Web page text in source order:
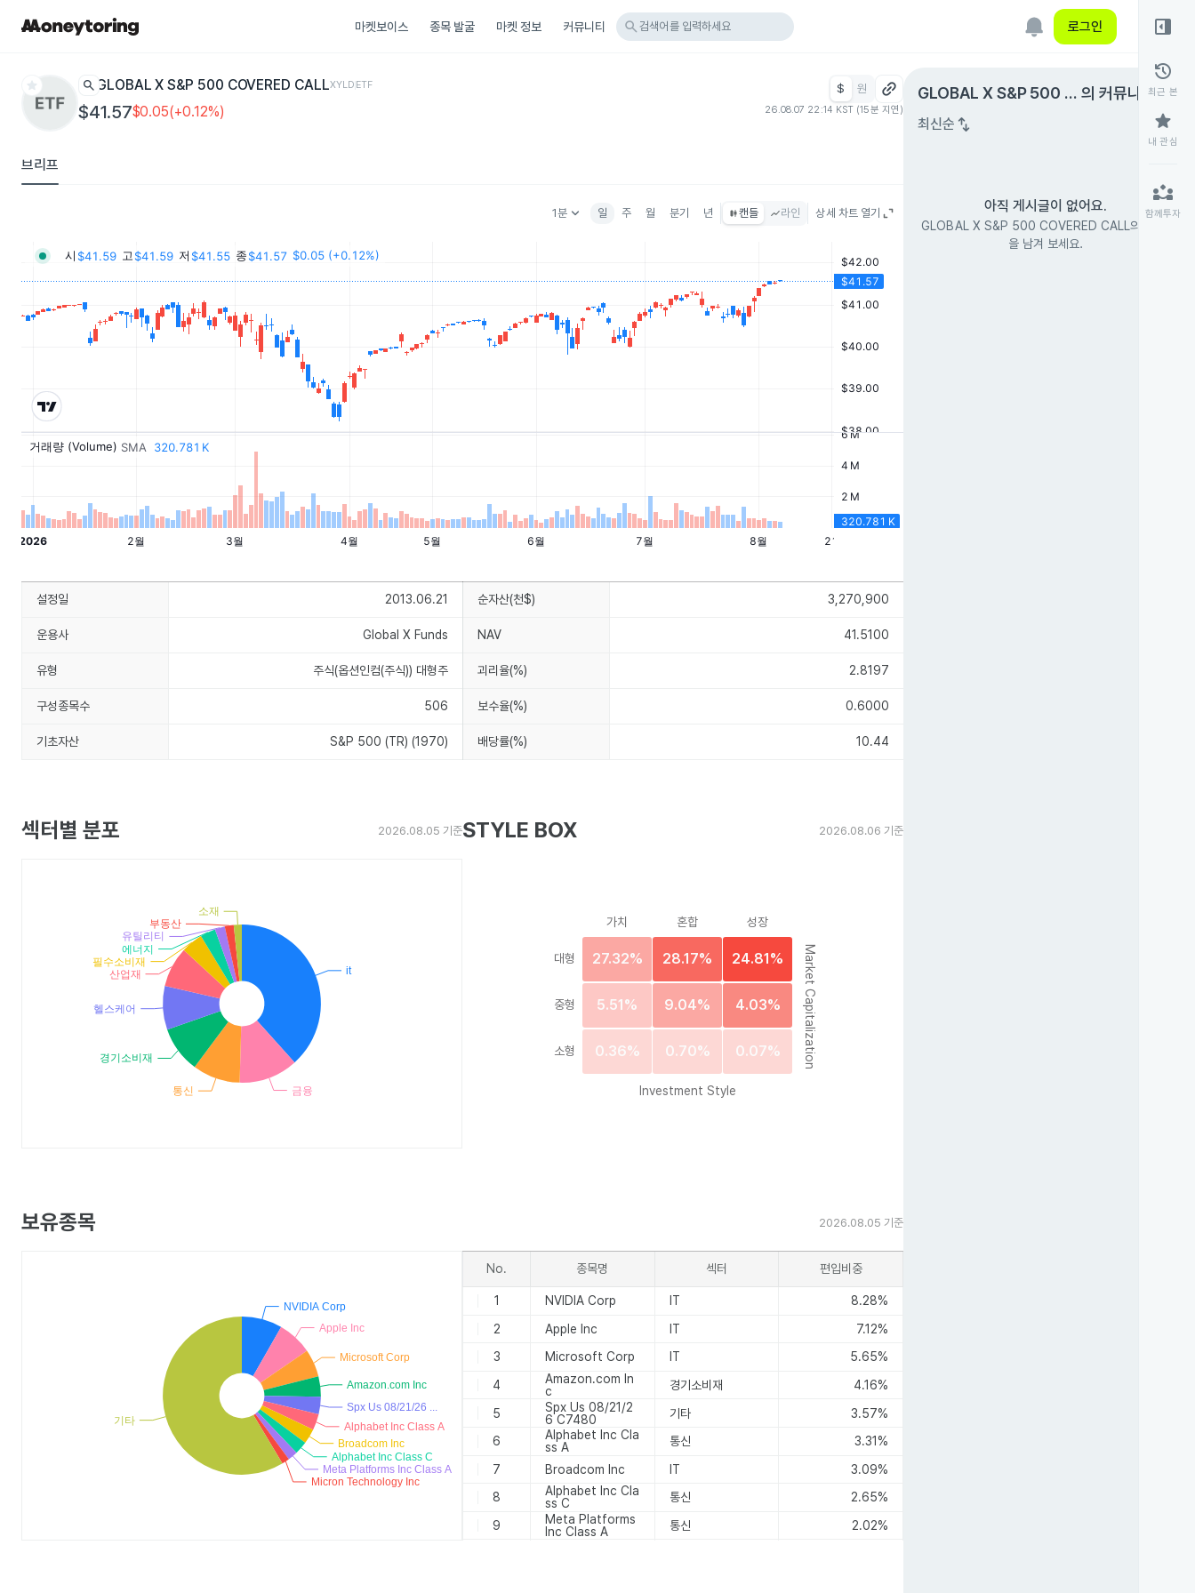
마켓보이스 종목 발굴 마켓 정보 커뮤니티 search 검색어를 입력하세요 로그인
star search GLOBAL X S&P 500 COVERED CALLXYLDETF
$41.57$0.05(+0.12%)
$ 원
26.08.07 22:14 KST (15분 지연)
브리프
1분keyboard_arrow_down 일 주 월 분기 년 캔들 라인 상세 차트 열기
GLOBAL X S&P 500 C
OVERED CALL
의 커뮤니티expand_circle_right
최신순 swap_vert
아직 게시글이 없어요.
GLOBAL X S&P 500 COVERED CALL의 첫 글
을 남겨 보세요.
right_panel_open
history
최근 본
star
내 관심
partner_exchange
함께투자